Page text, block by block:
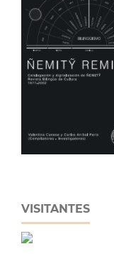
VISITANTES